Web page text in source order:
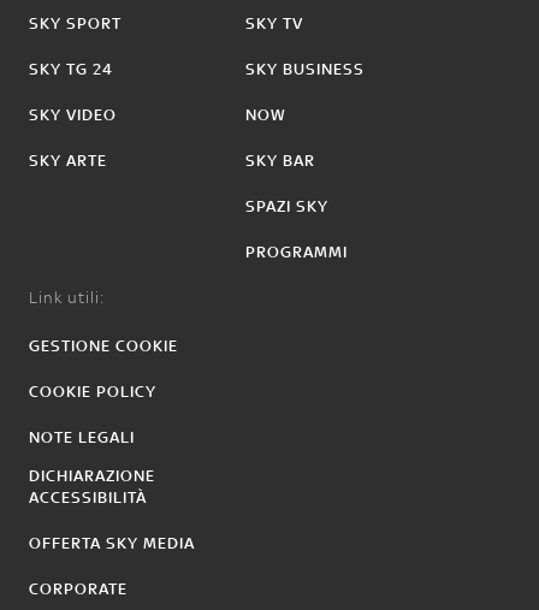
SKY SPORT
SKY TG 24
SKY VIDEO
SKY ARTE
SKY TV
SKY BUSINESS
NOW
SKY BAR
SPAZI SKY
PROGRAMMI
Link utili:
GESTIONE COOKIE
COOKIE POLICY
NOTE LEGALI
DICHIARAZIONE
ACCESSIBILITÀ
OFFERTA SKY MEDIA
CORPORATE